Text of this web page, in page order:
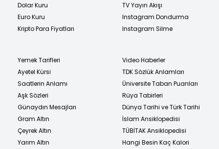
Dolar Kuru
Euro Kuru
Kripto Para Fiyatları
TV Yayın Akışı
Instagram Dondurma
Instagram Silme
Yemek Tarifleri
Ayetel Kürsi
Saatlerin Anlamı
Aşk Sözleri
Günaydın Mesajları
Gram Altın
Çeyrek Altın
Yarım Altın
Video Haberler
TDK Sözlük Anlamları
Üniversite Taban Puanları
Rüya Tabirleri
Dünya Tarihi ve Türk Tarihi
İslam Ansiklopedisi
TÜBİTAK Ansiklopedisi
Hangi Besin Kaç Kalori